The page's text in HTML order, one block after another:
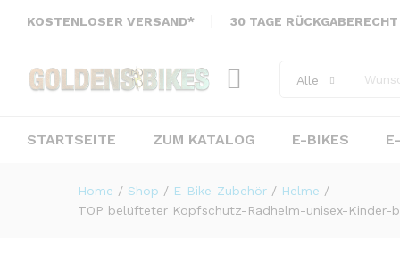
KOSTENLOSER VERSAND* 30 TAGE RÜCKGABERECHT
Alle
STARTSEITE ZUM KATALOG E-BIKES
Home / Shop / E-Bike-Zubehör / Helme /
TOP belüfteter Kopfschutz-Radhelm-unisex-
Radfahren-Klettern-Reiten-